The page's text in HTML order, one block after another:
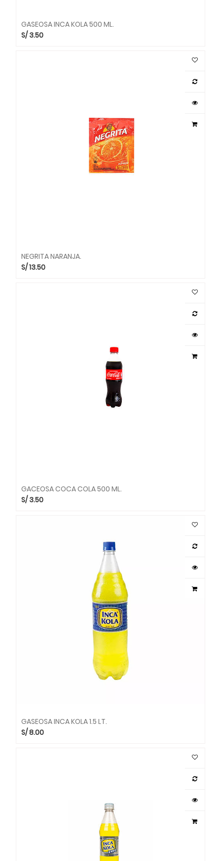
GASEOSA INCA KOLA 500 ML.
S/3.50
NEGRITA NARANJA.
S/13.50
GACEOSA COCA COLA 500 ML.
S/3.50
GASEOSA INCA KOLA 1.5 LT.
S/8.00